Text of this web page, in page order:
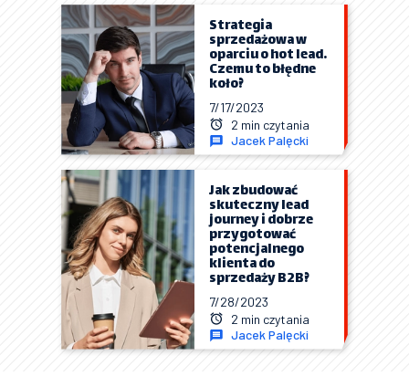
Jacek Palęcki
7/17/2023
2 min czytania
Strategia
sprzedażowa w
oparciu o hot lead.
Czemu to błędne
koło?
Jacek Palęcki
7/28/2023
2 min czytania
Jak zbudować
skuteczny lead
journey i dobrze
przygotować
potencjalnego
klienta do
sprzedaży B2B?